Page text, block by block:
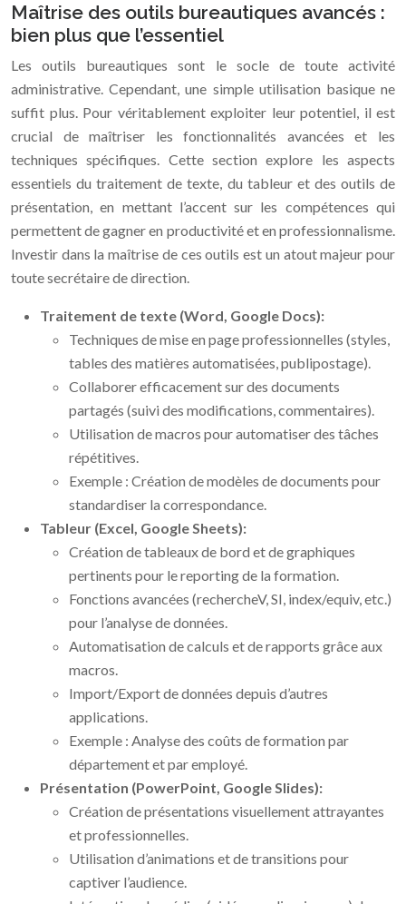
Maîtrise des outils bureautiques avancés :
bien plus que l’essentiel
Les outils bureautiques sont le socle de toute activité
administrative. Cependant, une simple utilisation basique ne
suffit plus. Pour véritablement exploiter leur potentiel, il est
crucial de maîtriser les fonctionnalités avancées et les
techniques spécifiques. Cette section explore les aspects
essentiels du traitement de texte, du tableur et des outils de
présentation, en mettant l’accent sur les compétences qui
permettent de gagner en productivité et en professionnalisme.
Investir dans la maîtrise de ces outils est un atout majeur pour
toute secrétaire de direction.
Traitement de texte (Word, Google Docs):
Techniques de mise en page professionnelles (styles,
tables des matières automatisées, publipostage).
Collaborer efficacement sur des documents
partagés (suivi des modifications, commentaires).
Utilisation de macros pour automatiser des tâches
répétitives.
Exemple : Création de modèles de documents pour
standardiser la correspondance.
Tableur (Excel, Google Sheets):
Création de tableaux de bord et de graphiques
pertinents pour le reporting de la formation.
Fonctions avancées (rechercheV, SI, index/equiv, etc.)
pour l’analyse de données.
Automatisation de calculs et de rapports grâce aux
macros.
Import/Export de données depuis d’autres
applications.
Exemple : Analyse des coûts de formation par
département et par employé.
Présentation (PowerPoint, Google Slides):
Création de présentations visuellement attrayantes
et professionnelles.
Utilisation d’animations et de transitions pour
captiver l’audience.